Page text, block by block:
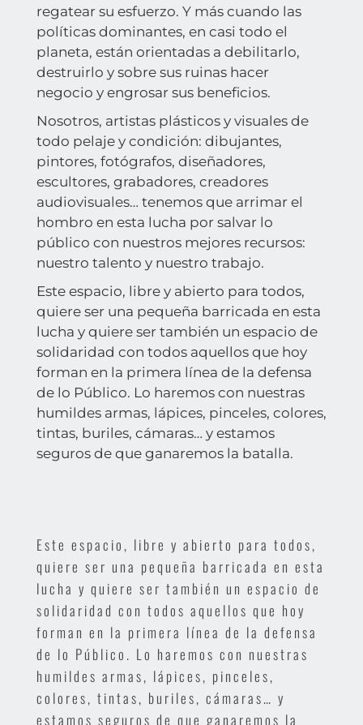
regatear su esfuerzo. Y más cuando las
políticas dominantes, en casi todo el
planeta, están orientadas a debilitarlo,
destruirlo y sobre sus ruinas hacer
negocio y engrosar sus beneficios.
Nosotros, artistas plásticos y visuales de
todo pelaje y condición: dibujantes,
pintores, fotógrafos, diseñadores,
escultores, grabadores, creadores
audiovisuales… tenemos que arrimar el
hombro en esta lucha por salvar lo
público con nuestros mejores recursos:
nuestro talento y nuestro trabajo.
Este espacio, libre y abierto para todos,
quiere ser una pequeña barricada en esta
lucha y quiere ser también un espacio de
solidaridad con todos aquellos que hoy
forman en la primera línea de la defensa
de lo Público. Lo haremos con nuestras
humildes armas, lápices, pinceles, colores,
tintas, buriles, cámaras… y estamos
seguros de que ganaremos la batalla.
Este espacio, libre y abierto para todos,
quiere ser una pequeña barricada en esta
lucha y quiere ser también un espacio de
solidaridad con todos aquellos que hoy
forman en la primera línea de la defensa
de lo Público. Lo haremos con nuestras
humildes armas, lápices, pinceles,
colores, tintas, buriles, cámaras… y
estamos seguros de que ganaremos la